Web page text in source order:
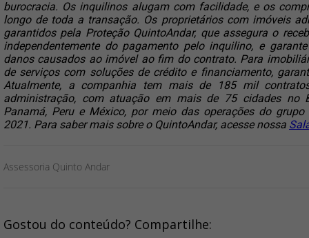
burocracia. Os inquilinos alugam com facilidade, e os
longo de toda a transação. Os proprietários com imóveis
garantidos pela Proteção QuintoAndar, que assegura o
independentemente do pagamento pelo inquilino, e
danos causados ao imóvel ao fim do contrato. Para
de serviços com soluções de crédito e financiamento,
Atualmente, a companhia tem mais de 185 mil
administração, com atuação em mais de 75 cidades no
Panamá, Peru e México, por meio das operações do
2021. Para saber mais sobre o QuintoAndar, acesse nossa
Assessoria Quinto Andar
Gostou do conteúdo? Compartilhe: